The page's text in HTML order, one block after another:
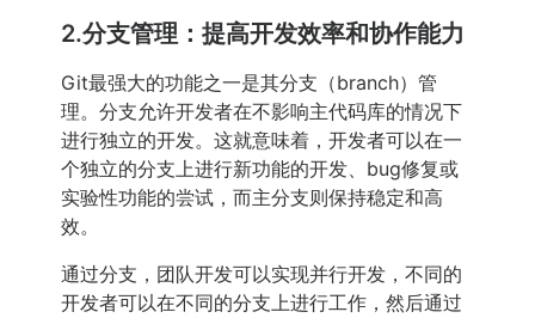
2.分支管理：提高开发效率和协作能力
Git最强大的功能之一是其分支（branch）管
理。分支允许开发者在不影响主代码库的情况下
进行独立的开发。这就意味着，开发者可以在一
个独立的分支上进行新功能的开发、bug修复或
实验性功能的尝试，而主分支则保持稳定和高
效。
通过分支，团队开发可以实现并行开发，不同的
开发者可以在不同的分支上进行工作，然后通过